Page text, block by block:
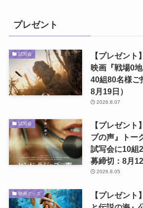
プレゼント
試写会
【プレゼン
映画『戦場0
40組80名様ご
8月19日）
2026.8.07
試写会
【プレゼント
ブの声』トー
試写会に10組
募締切：8月12
2026.8.05
映画グッズ
【プレゼン